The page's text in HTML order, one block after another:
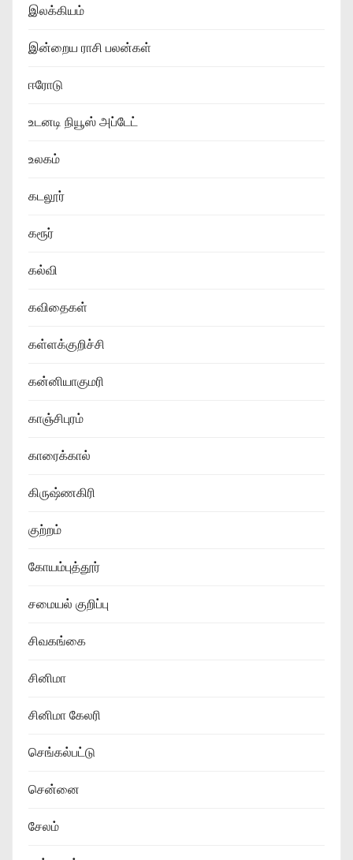
இலக்கியம்
இன்றைய ராசி பலன்கள்
ஈரோடு
உடனடி நியூஸ் அப்டேட்
உலகம்
கடலூர்
கரூர்
கல்வி
கவிதைகள்
கள்ளக்குறிச்சி
கன்னியாகுமரி
காஞ்சிபுரம்
காரைக்கால்
கிருஷ்ணகிரி
குற்றம்
கோயம்புத்தூர்
சமையல் குறிப்பு
சிவகங்கை
சினிமா
சினிமா கேலரி
செங்கல்பட்டு
சென்னை
சேலம்